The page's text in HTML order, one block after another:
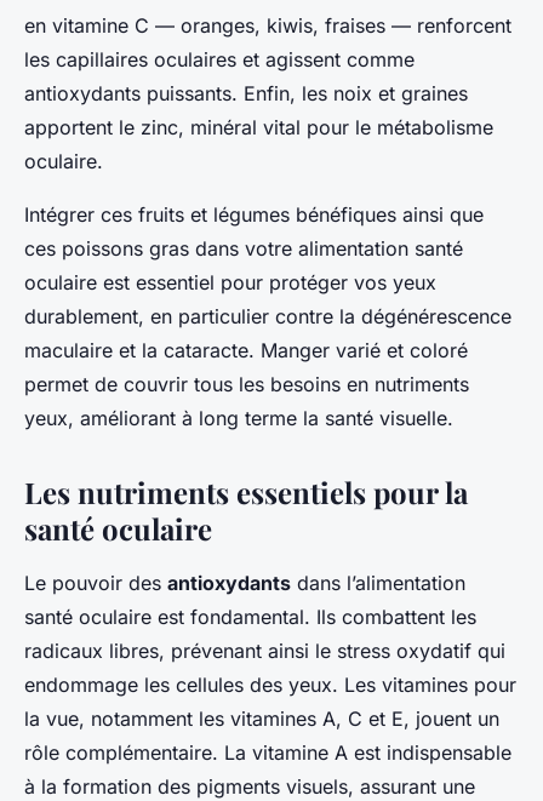
en vitamine C — oranges, kiwis, fraises — renforcent
les capillaires oculaires et agissent comme
antioxydants puissants. Enfin, les noix et graines
apportent le zinc, minéral vital pour le métabolisme
oculaire.
Intégrer ces fruits et légumes bénéfiques ainsi que
ces poissons gras dans votre alimentation santé
oculaire est essentiel pour protéger vos yeux
durablement, en particulier contre la dégénérescence
maculaire et la cataracte. Manger varié et coloré
permet de couvrir tous les besoins en nutriments
yeux, améliorant à long terme la santé visuelle.
Les nutriments essentiels pour la
santé oculaire
Le pouvoir des antioxydants dans l’alimentation
santé oculaire est fondamental. Ils combattent les
radicaux libres, prévenant ainsi le stress oxydatif qui
endommage les cellules des yeux. Les vitamines pour
la vue, notamment les vitamines A, C et E, jouent un
rôle complémentaire. La vitamine A est indispensable
à la formation des pigments visuels, assurant une